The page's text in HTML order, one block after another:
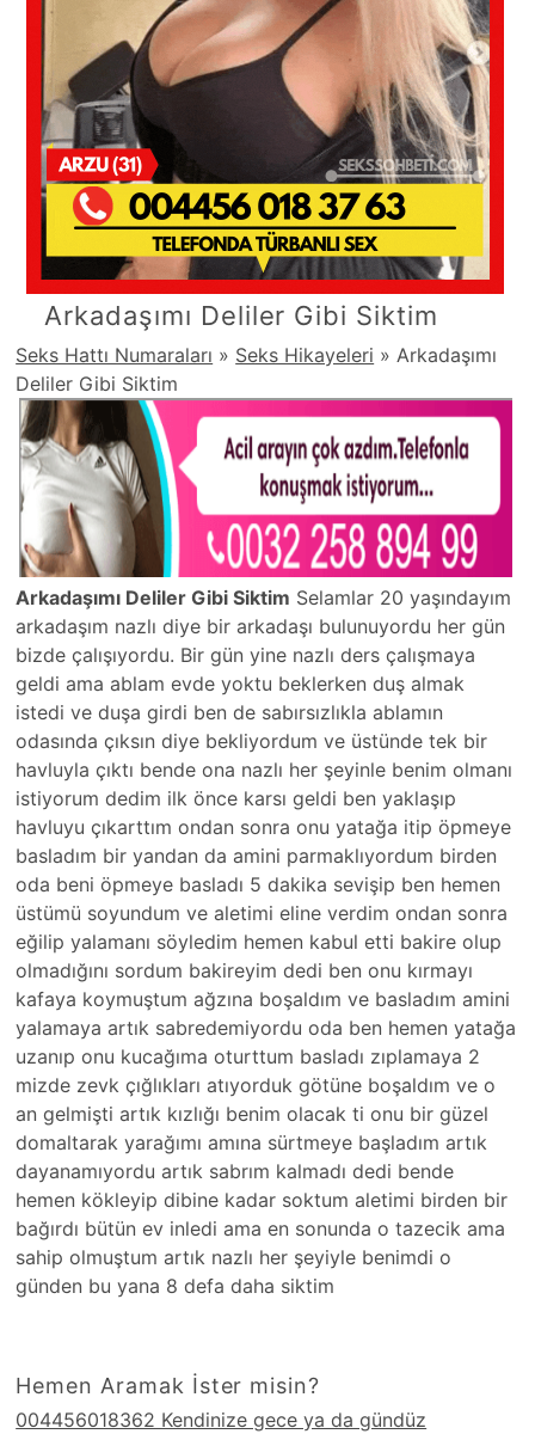
Arkadaşımı Deliler Gibi Siktim
Seks Hattı Numaraları » Seks Hikayeleri »Arkadaşımı
Deliler Gibi Siktim
Arkadaşımı Deliler Gibi Siktim Selamlar 20 yaşındayım
arkadaşım nazlı diye bir arkadaşı bulunuyordu her gün
bizde çalışıyordu. Bir gün yine nazlı ders çalışmaya
geldi ama ablam evde yoktu beklerken duş almak
istedi ve duşa girdi ben de sabırsızlıkla ablamın
odasında çıksın diye bekliyordum ve üstünde tek bir
havluyla çıktı bende ona nazlı her şeyinle benim olmanı
istiyorum dedim ilk önce karsı geldi ben yaklaşıp
havluyu çıkarttım ondan sonra onu yatağa itip öpmeye
basladım bir yandan da amini parmaklıyordum birden
oda beni öpmeye basladı 5 dakika sevişip ben hemen
üstümü soyundum ve aletimi eline verdim ondan sonra
eğilip yalamanı söyledim hemen kabul etti bakire olup
olmadığını sordum bakireyim dedi ben onu kırmayı
kafaya koymuştum ağzına boşaldım ve basladım amini
yalamaya artık sabredemiyordu oda ben hemen yatağa
uzanıp onu kucağıma oturttum basladı zıplamaya 2
mizde zevk çığlıkları atıyorduk götüne boşaldım ve o
an gelmişti artık kızlığı benim olacak ti onu bir güzel
domaltarak yarağımı amına sürtmeye başladım artık
dayanamıyordu artık sabrım kalmadı dedi bende
hemen kökleyip dibine kadar soktum aletimi birden bir
bağırdı bütün ev inledi ama en sonunda o tazecik ama
sahip olmuştum artık nazlı her şeyiyle benimdi o
günden bu yana 8 defa daha siktim
Hemen Aramak İster misin?
004456018362 Kendinize gece ya da gündüz